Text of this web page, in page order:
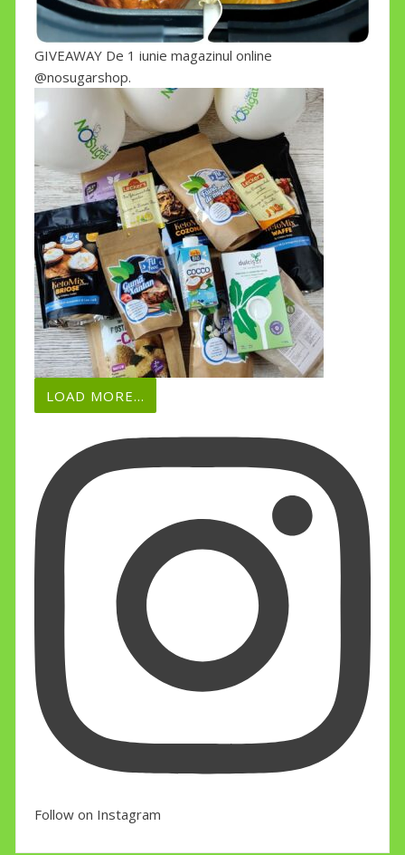
GIVEAWAY De 1 iunie magazinul online
@nosugarshop.
LOAD MORE...
Follow on Instagram